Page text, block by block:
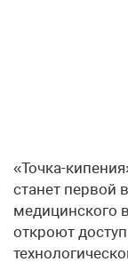
«Точка-
станет первой
медицинского
откроют